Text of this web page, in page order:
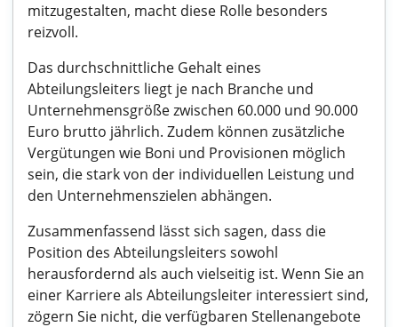
mitzugestalten, macht diese Rolle besonders
reizvoll.
Das durchschnittliche Gehalt eines
Abteilungsleiters liegt je nach Branche und
Unternehmensgröße zwischen 60.000 und 90.000
Euro brutto jährlich. Zudem können zusätzliche
Vergütungen wie Boni und Provisionen möglich
sein, die stark von der individuellen Leistung und
den Unternehmenszielen abhängen.
Zusammenfassend lässt sich sagen, dass die
Position des Abteilungsleiters sowohl
herausfordernd als auch vielseitig ist. Wenn Sie an
einer Karriere als Abteilungsleiter interessiert sind,
zögern Sie nicht, die verfügbaren Stellenangebote